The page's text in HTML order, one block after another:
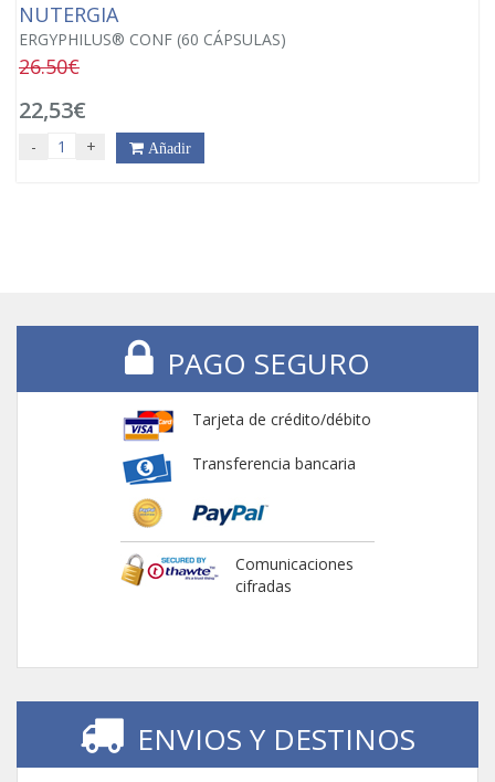
NUTERGIA
ERGYPHILUS® CONF (60 CÁPSULAS)
26.50€
22,53€
- + Añadir
PAGO SEGURO
Tarjeta de crédito/débito
Transferencia bancaria
Comunicaciones
cifradas
ENVIOS Y DESTINOS